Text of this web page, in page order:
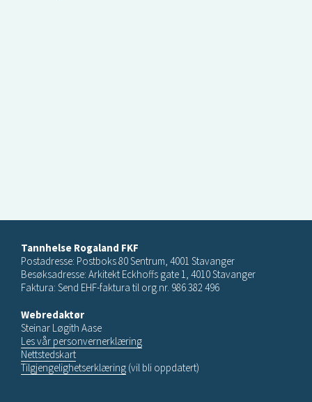
Tannhelse Rogaland FKF
Postadresse: Postboks 80 Sentrum, 4001 Stavanger
Besøksadresse: Arkitekt Eckhoffs gate 1, 4010 Stavanger
Faktura: Send EHF-faktura til org.nr. 986 382 496
Webredaktør
Steinar Løgith Aase
Les vår personvernerklæring
Nettstedskart
Tilgjengelighetserklæring (vil bli oppdatert)